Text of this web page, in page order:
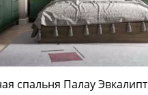
спальня Палау Эвкалипт